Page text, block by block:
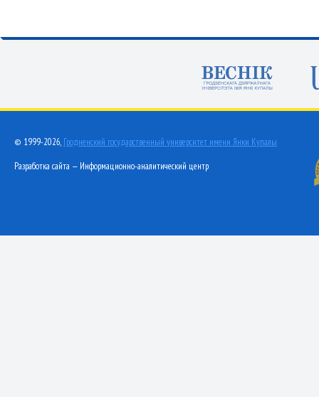
© 1999-2026, Гродненский государственный университет имени Янки Купалы
Разработка сайта — Информационно-аналитический центр